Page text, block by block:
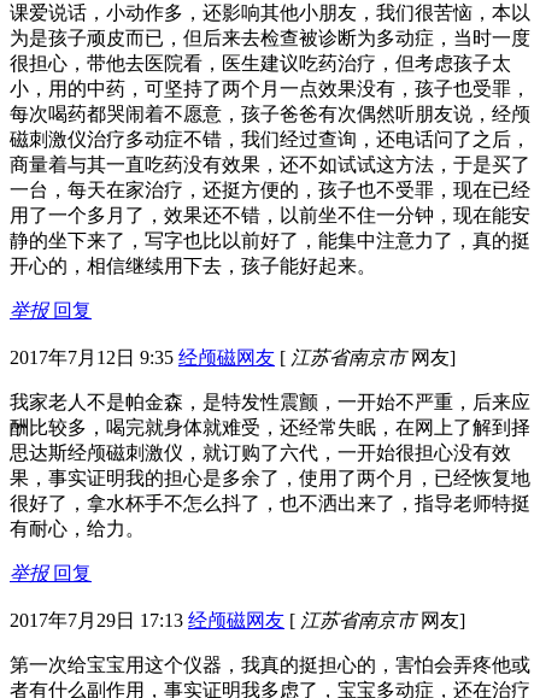
课爱说话，小动作多，还影响其他小朋友，我们很苦恼，本以
为是孩子顽皮而已，但后来去检查被诊断为多动症，当时一度
很担心，带他去医院看，医生建议吃药治疗，但考虑孩子太
小，用的中药，可坚持了两个月一点效果没有，孩子也受罪，
每次喝药都哭闹着不愿意，孩子爸爸有次偶然听朋友说，经颅
磁刺激仪治疗多动症不错，我们经过查询，还电话问了之后，
商量着与其一直吃药没有效果，还不如试试这方法，于是买了
一台，每天在家治疗，还挺方便的，孩子也不受罪，现在已经
用了一个多月了，效果还不错，以前坐不住一分钟，现在能安
静的坐下来了，写字也比以前好了，能集中注意力了，真的挺
开心的，相信继续用下去，孩子能好起来。
举报 回复
2017年7月12日 9:35 经颅磁网友 [ 江苏省南京市网友]
我家老人不是帕金森，是特发性震颤，一开始不严重，后来应
酬比较多，喝完就身体就难受，还经常失眠，在网上了解到择
思达斯经颅磁刺激仪，就订购了六代，一开始很担心没有效
果，事实证明我的担心是多余了，使用了两个月，已经恢复地
很好了，拿水杯手不怎么抖了，也不洒出来了，指导老师特挺
有耐心，给力。
举报 回复
2017年7月29日 17:13 经颅磁网友 [ 江苏省南京市网友]
第一次给宝宝用这个仪器，我真的挺担心的，害怕会弄疼他或
者有什么副作用，事实证明我多虑了，宝宝多动症，还在治疗